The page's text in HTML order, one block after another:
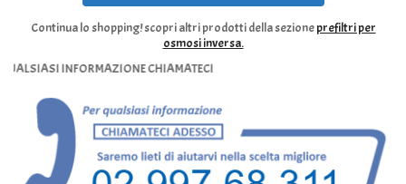
Continua lo shopping!scopri altri prodotti della sezioneprefiltri per
osmosi inversa.
INFORMAZIONE CHIAMATECI